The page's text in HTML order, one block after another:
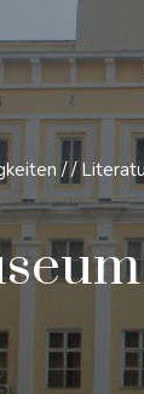
/ /